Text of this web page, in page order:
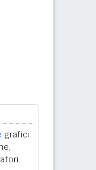
grafici